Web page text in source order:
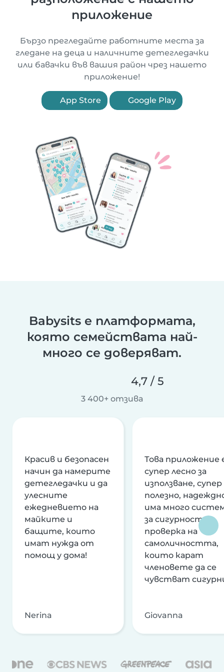
приложение
Бързо прегледайте работните места за
гледане на деца и наличните детегледачки
или бавачки във вашия район чрез нашето
приложение!
App Store Google Play
Babysits е платформата,
която семействата най-
много се доверяват.
4,7 / 5
3 400+ отзива
Красив и безопасен
начин да намерите
детегледачки и да
улесните
ежедневието на
майките и
бащите, които
имат нужда от
помощ у дома!
Nerina
Това приложение
супер лесно за
използване, супер
полезно,
има много
за сигурност и
проверка на
самоличността,
които карат
членовете да се
чувстват
Giovanna